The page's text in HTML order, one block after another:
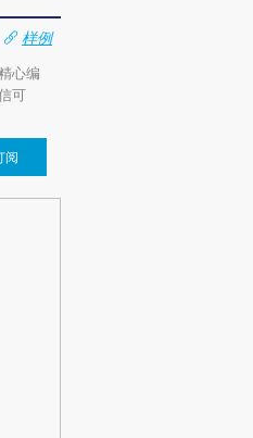
样例
心编
可
阅